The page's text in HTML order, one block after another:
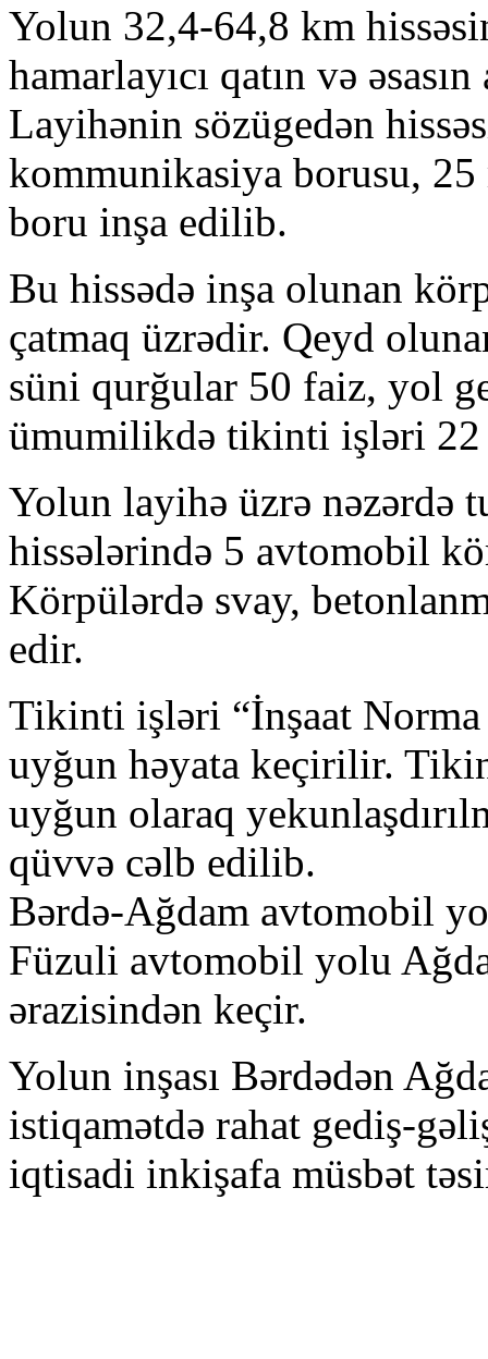
Yolun 32,4-64,8 km
hamarlayıcı qatın və
Layihənin sözügedən
kommunikasiya borusu,
boru inşa edilib.
Bu hissədə inşa olunan
çatmaq üzrədir. Qeyd
süni qurğular 50 faiz, yol
ümumilikdə tikinti işləri
Yolun layihə üzrə nəzərdə
hissələrində 5 avtomobil
Körpülərdə svay,
edir.
Tikinti işləri “İnşaat Norma
uyğun həyata keçirilir.
uyğun olaraq
qüvvə cəlb edilib.
Bərdə-Ağdam avtomobil
Füzuli avtomobil yolu
ərazisindən keçir.
Yolun inşası Bərdədən
istiqamətdə rahat gediş-
iqtisadi inkişafa müsbət